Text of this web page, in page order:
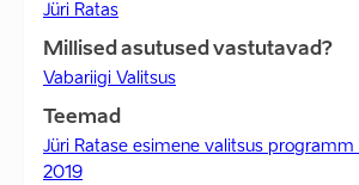
Jüri Ratas
Millised asutused vastutavad?
Vabariigi Valitsus
Teemad
Jüri Ratase esimene valitsus
2019